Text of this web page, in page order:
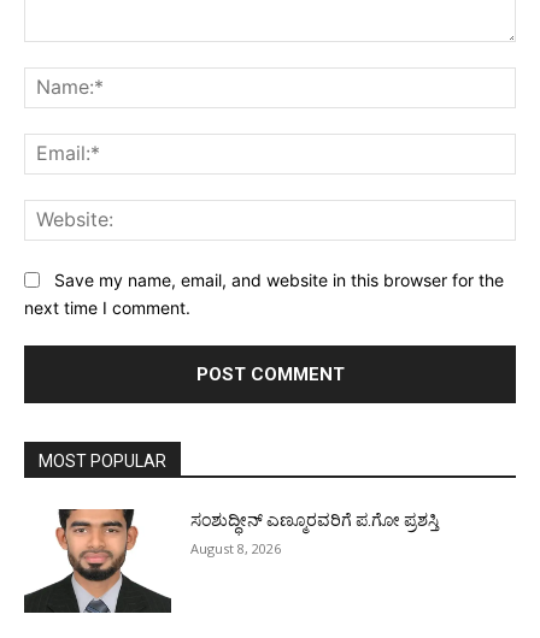
Save my name, email, and website in this browser for the
next time I comment.
MOST POPULAR
ಸಂಶುದ್ಧೀನ್ ಎಣ್ಮೂರವರಿಗೆ ಪ.ಗೋ ಪ್ರಶಸ್ತಿ
August 8, 2026